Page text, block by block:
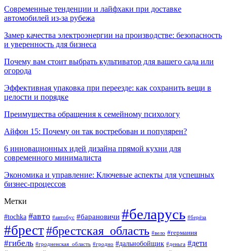
Современные тенденции и лайфхаки при доставке
автомобилей из-за рубежа
Замер качества электроэнергии на производстве: безопасность
и уверенность для бизнеса
Почему вам стоит выбрать культиватор для вашего сада или
огорода
Эффективная упаковка при переезде: как сохранить вещи в
целости и порядке
Преимущества обращения к семейному психологу
Айфон 15: Почему он так востребован и популярен?
6 инновационных идей дизайна прямой кухни для
современного минималиста
Экономика и управление: Ключевые аспекты для успешных
бизнес-процессов
Метки
#tochka #авто #автобус #барановичи #беларусь #берёза
#брест#брестская_область #вело #германия
#гибель #гродненская_область #гродно #дальнобойщик #деньга #дети